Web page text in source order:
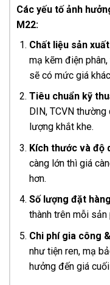
Các yếu tố ảnh
M22:
Chất liệu sản xuất
mạ kẽm điện
sẽ có mức giá
Tiêu chuẩn kỹ
DIN, TCVN
lượng khắt khe.
Kích thước và độ
càng lớn thì giá
hơn.
Số lượng đặt hàng
thành trên mỗi sản
Chi phí gia công
như tiện ren, mạ
hưởng đến giá